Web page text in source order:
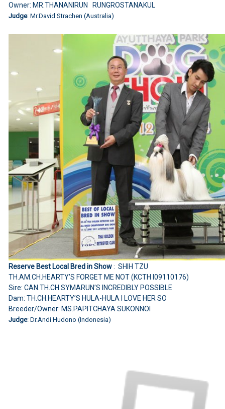
Owner: MR.THANANIRUN RUNGROSTANAKUL
Judge: Mr.David Strachen (Australia)
Reserve Best Local Bred in Show: SHIH TZU
TH.AM.CH.HEARTY’S FORGET ME NOT (KCTH I09110176)
Sire: CAN.TH.CH.SYMARUN’S INCREDIBLY POSSIBLE
Dam: TH.CH.HEARTY’S HULA-HULA I LOVE HER SO
Breeder/Owner: MS.PAPITCHAYA SUKONNOI
Judge: Dr.Andi Hudono (Indonesia)